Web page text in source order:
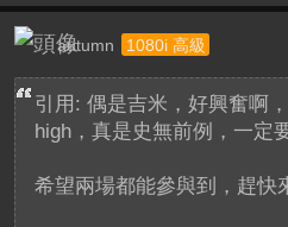
autumn 1080i 高級
引用: 偶是吉米，好興奮啊
high，真是史無前例，一定
希望兩場都能參與到，趕快